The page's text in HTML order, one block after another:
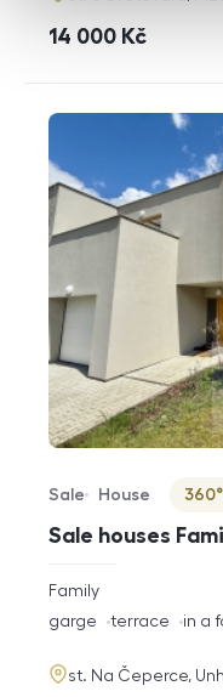
cena
14 000 Kč
Sale houses
Offer type
Sale
Property type
House
Virtuální prohlídka
rozměry
disposition
Family
funkce
garge terrace in a
adresa
st. Na Čeperce,